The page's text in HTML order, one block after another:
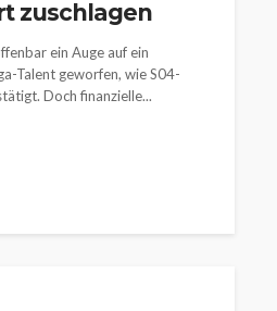
zuschlagen
ein Auge auf ein
Talent geworfen, wie S04-
Doch finanzielle...